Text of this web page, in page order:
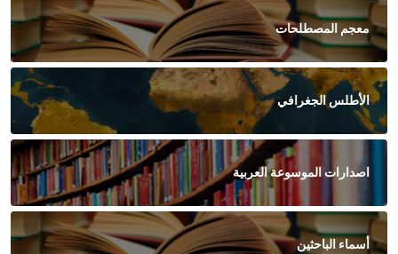
معجم المصطلحات
الأطلس الجغرافي
اصدارات الموسوعة العربية
أسماء الباحثين